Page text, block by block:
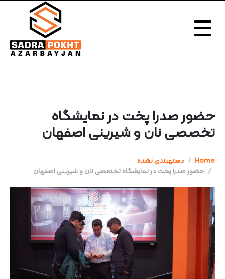
حضور صدرا پخت در نمایشگاه
تخصصی نان و شیرینی اصفهان
Home
دستهبندی نشده
حضور صدرا پخت در نمایشگاه تخصصی نان و شیرینی اصفهان